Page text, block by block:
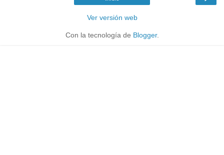
Ver versión web
Con la tecnología de Blogger.